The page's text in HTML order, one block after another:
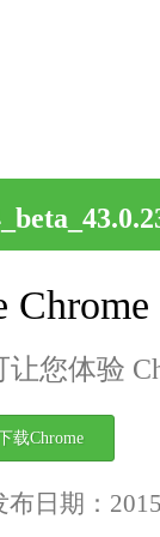
让您体验
载Chrome
日期：